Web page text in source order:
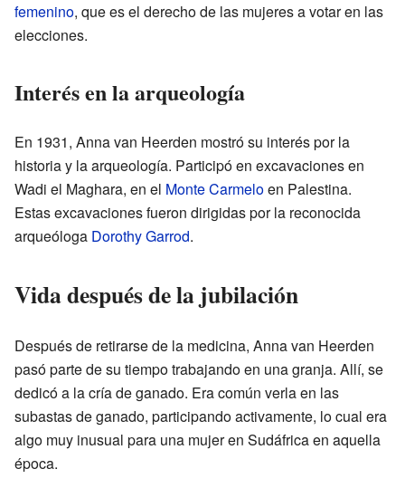
femenino, que es el derecho de las mujeres a votar en las
elecciones.
Interés en la arqueología
En 1931, Anna van Heerden mostró su interés por la
historia y la arqueología. Participó en excavaciones en
Wadi el Maghara, en el Monte Carmeloen Palestina.
Estas excavaciones fueron dirigidas por la reconocida
arqueóloga Dorothy Garrod.
Vida después de la jubilación
Después de retirarse de la medicina, Anna van Heerden
pasó parte de su tiempo trabajando en una granja. Allí, se
dedicó a la cría de ganado. Era común verla en las
subastas de ganado, participando activamente, lo cual era
algo muy inusual para una mujer en Sudáfrica en aquella
época.